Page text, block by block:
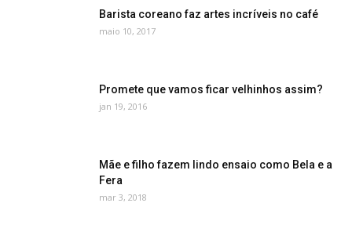
Barista coreano faz artes incríveis no café
maio 10, 2017
Promete que vamos ficar velhinhos assim?
jan 19, 2016
Mãe e filho fazem lindo ensaio como Bela e a
Fera
mar 3, 2018